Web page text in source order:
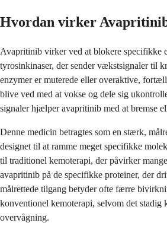
Hvordan virker
Avapritinib virker ved at blokere specifikke
tyrosinkinaser, der sender vækstsignaler til
enzymer er muterede eller overaktive,
blive ved med at vokse og dele sig
signaler hjælper avapritinib med at bremse
Denne medicin betragtes som en stærk,
designet til at ramme meget specifikke
til traditionel kemoterapi, der påvirker
avapritinib på de specifikke proteiner, der
målrettede tilgang betyder ofte færre
konventionel kemoterapi, selvom det
overvågning.